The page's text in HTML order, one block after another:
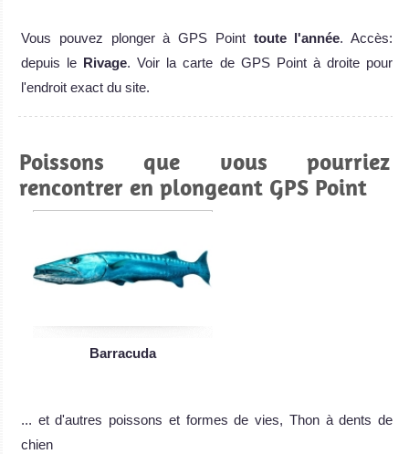
Vous pouvez plonger à GPS Point toute l'année. Accès:
depuis le Rivage. Voir la carte de GPS Point à droite pour
l'endroit exact du site.
Poissons que vous pourriez
rencontrer en plongeant GPS Point
Barracuda
... et d'autres poissons et formes de vies, Thon à dents de
chien